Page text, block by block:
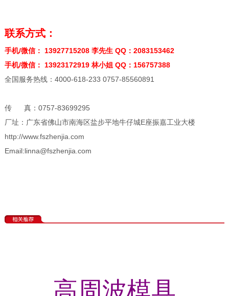
联系方式：
手机/微信： 13927715208 李先生 QQ：2083153462
手机/微信： 13923172919 林小姐 QQ：156757388
全国服务热线：4000-618-233 0757-85560891
传 真：0757-83699295
厂址：广东省佛山市南海区盐步平地牛仔城E座振嘉工业大楼
http://www.fszhenjia.com
Email:linna@fszhenjia.com